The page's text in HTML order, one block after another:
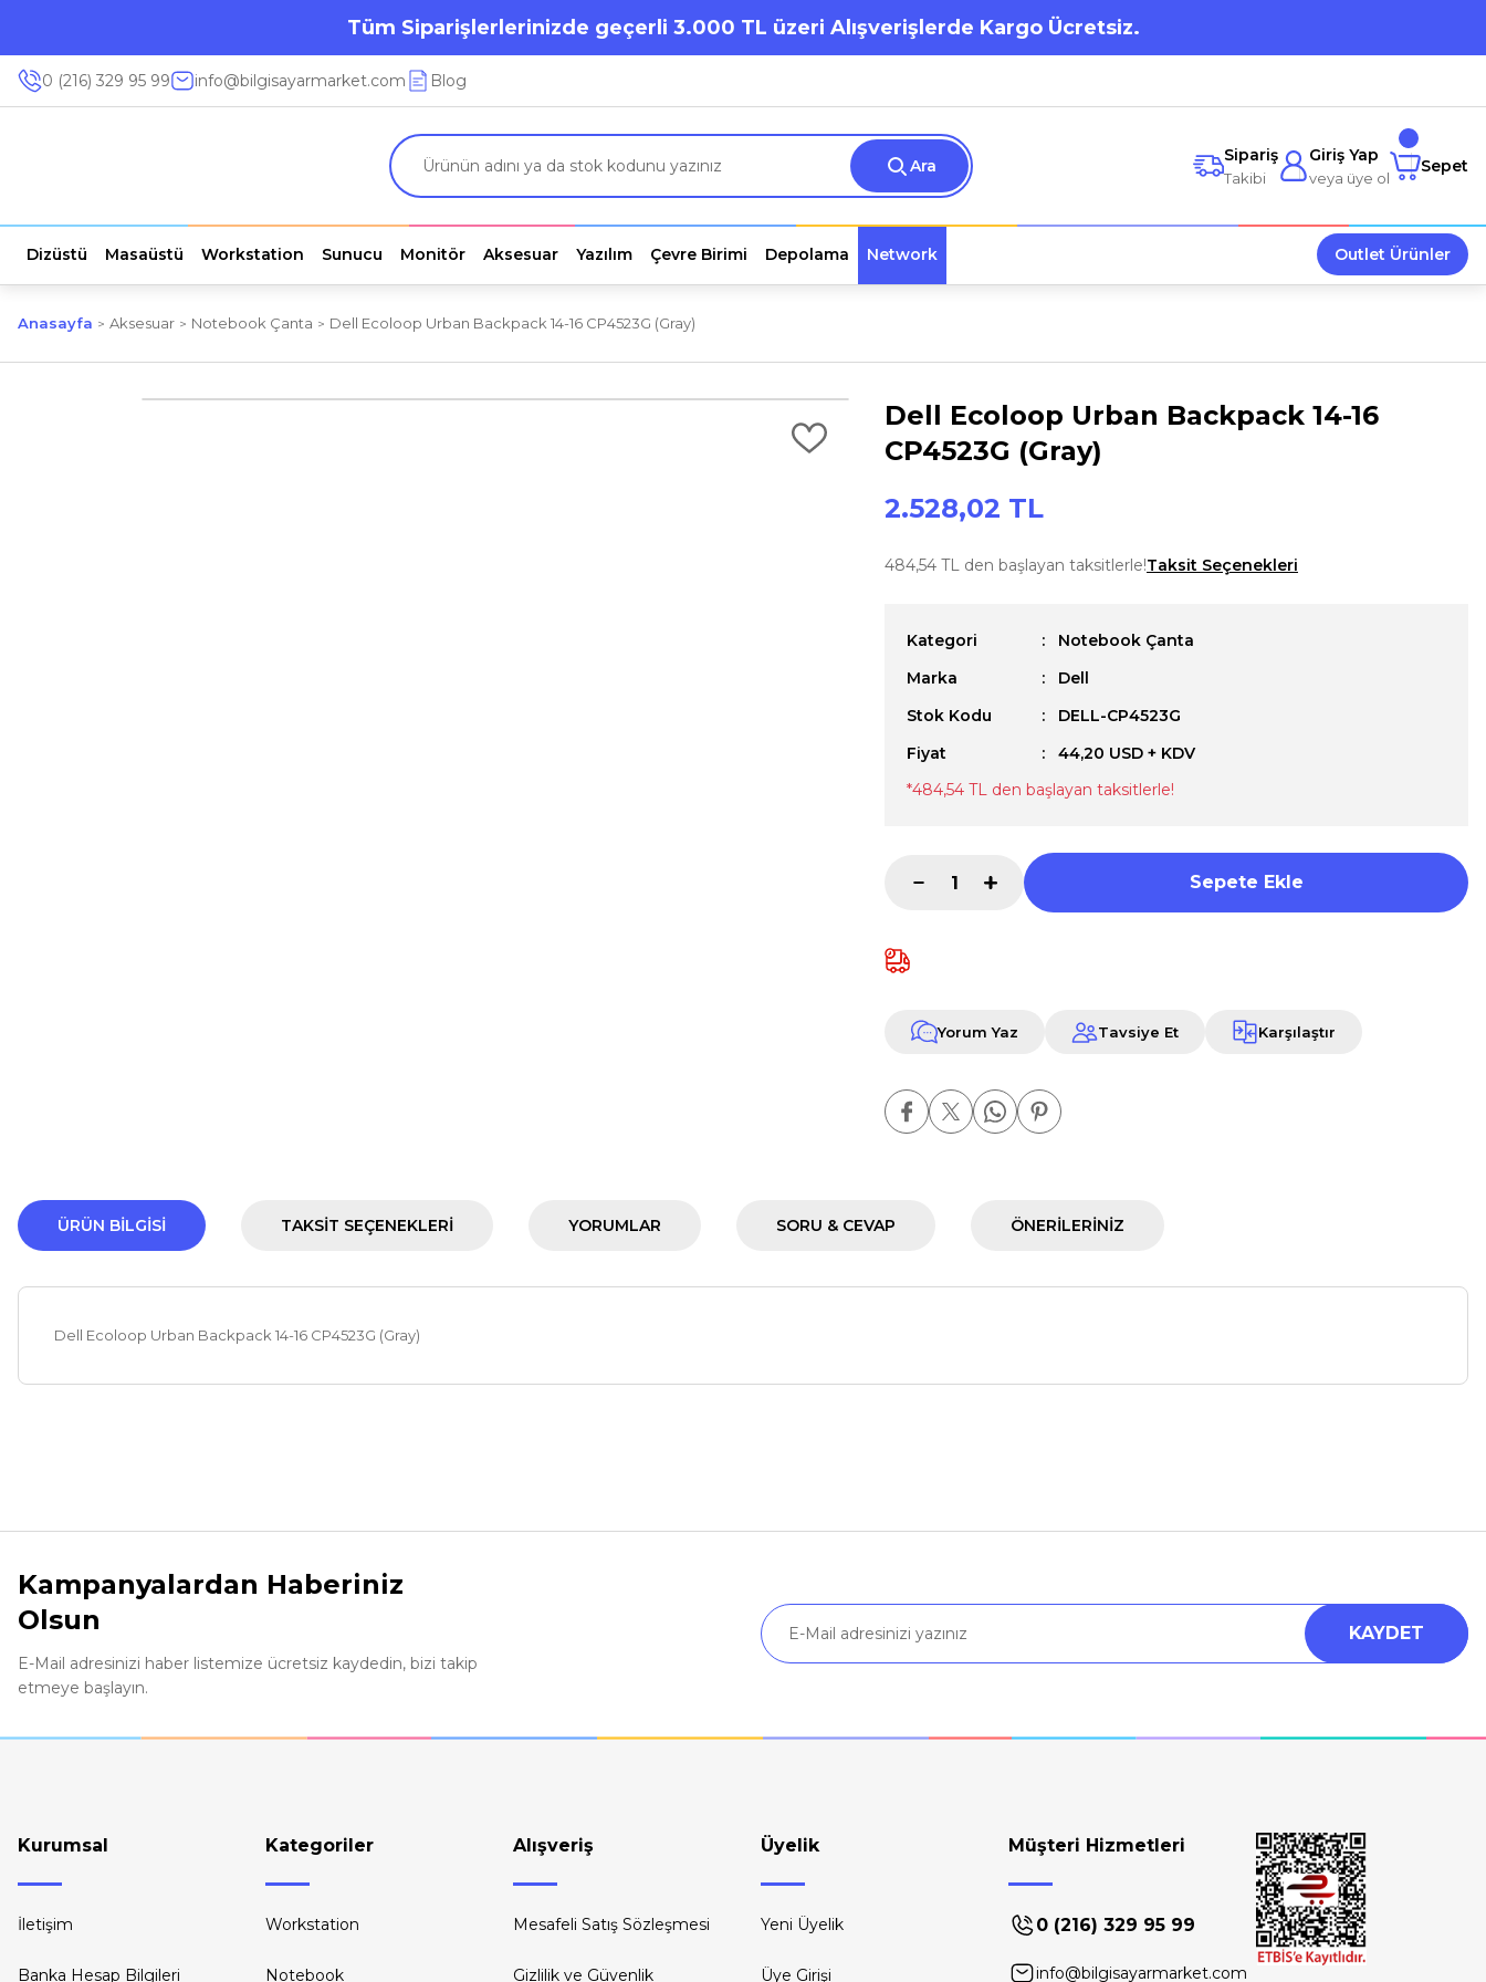
Tüm Siparişlerlerinizde geçerli 3.000 TL üzeri Alışverişlerde Kargo Ücretsiz.
0 (216) 329 95 99 info@bilgisayarmarket.com Blog
Ara
Sipariş
Takibi
Giriş Yap
veya üye ol
Sepet
Dizüstü Masaüstü Workstation Sunucu Monitör Aksesuar Yazılım Çevre Birimi Depolama Network Outlet Ürünler
Anasayfa Aksesuar Notebook Çanta Dell Ecoloop Urban Backpack 14-16 CP4523G (Gray)
Dell Ecoloop Urban Backpack 14-16
CP4523G (Gray)
2.528,02 TL
484,54 TL den başlayan taksitlerle!Taksit Seçenekleri
Kategori
Notebook Çanta
Marka
Dell
Stok Kodu
DELL-CP4523G
Fiyat
44,20 USD + KDV
*484,54 TL den başlayan taksitlerle!
Sepete Ekle
Yorum Yaz Tavsiye Et Karşılaştır
ÜRÜN BILGISI TAKSIT SEÇENEKLERI YORUMLAR SORU & CEVAP ÖNERILERINIZ
Dell Ecoloop Urban Backpack 14-16 CP4523G (Gray)
Yorum Yaz
Soru Sor
Ürün bilgilerinde hatalar bulunuyor.
Ürün fiyatı diğer sitelerden daha pahalı.
Kampanyalardan Haberiniz
Olsun
E-Mail adresinizi haber listemize ücretsiz kaydedin, bizi takip
etmeye başlayın.
KAYDET
Kurumsal
İletişim
Banka Hesap Bilgileri
Kategoriler
Workstation
Notebook
Alışveriş
Mesafeli Satış Sözleşmesi
Gizlilik ve Güvenlik
Üyelik
Yeni Üyelik
Üye Girişi
Müşteri Hizmetleri
0 (216) 329 95 99
info@bilgisayarmarket.com